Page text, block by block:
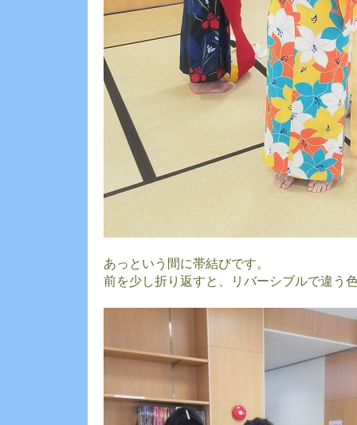
あっという間に帯結びです。
前を少し折り返すと、リバーシブルで違う